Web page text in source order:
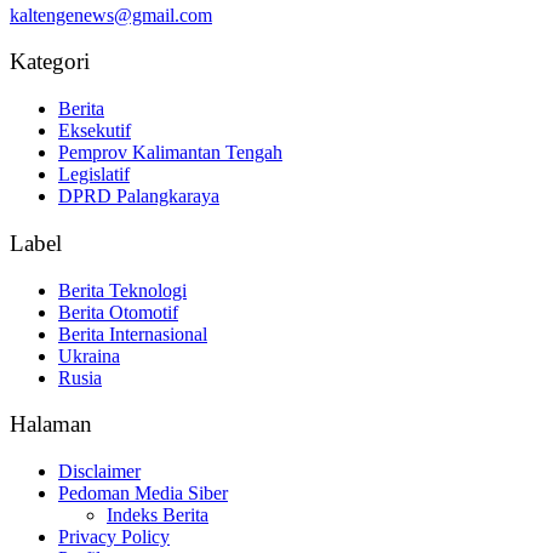
kaltengenews@gmail.com
Kategori
Berita
Eksekutif
Pemprov Kalimantan Tengah
Legislatif
DPRD Palangkaraya
Label
Berita Teknologi
Berita Otomotif
Berita Internasional
Ukraina
Rusia
Halaman
Disclaimer
Pedoman Media Siber
Indeks Berita
Privacy Policy